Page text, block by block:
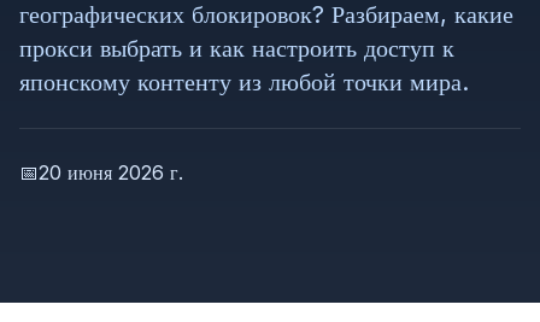
географических блокировок? Разбираем, какие
прокси выбрать и как настроить доступ к
японскому контенту из любой точки мира.
📅20 июня 2026 г.